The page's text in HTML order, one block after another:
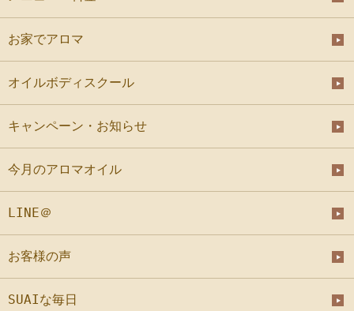
お家でアロマ
オイルボディスクール
キャンペーン・お知らせ
今月のアロマオイル
LINE＠
お客様の声
SUAIな毎日